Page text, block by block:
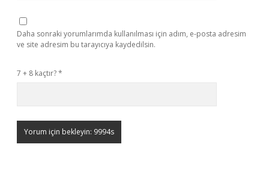
Daha sonraki yorumlarımda kullanılması için adım, e-posta adresim
ve site adresim bu tarayıcıya kaydedilsin.
7 + 8 kaçtır?*